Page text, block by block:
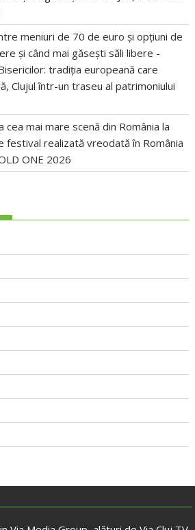
meniuri de 70 de euro și opțiuni de
și când mai găsești săli libere -
tradiția europeană care
Clujul într-un traseu al patrimoniului
cea mai mare scenă din România la
festival realizată vreodată în România
ONE 2026